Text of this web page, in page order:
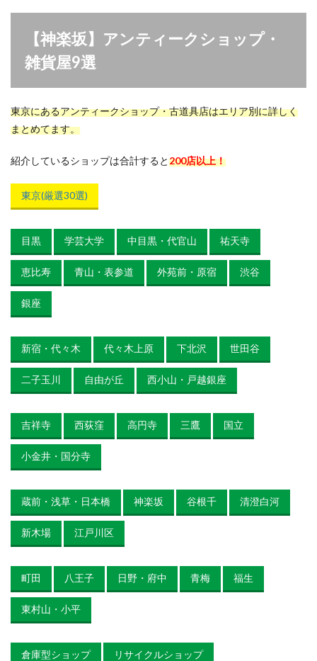
【神楽坂】アンティークショップ・
雑貨屋9選
東京にあるアンティークショップ・古道具店はエリア別に詳しく
まとめてます。
紹介しているショップは合計すると200店以上！
東京(厳選30選)
目黒 学芸大学 中目黒・代官山 祐天寺
恵比寿 青山・表参道 外苑前・原宿 渋谷
銀座
新宿・代々木 代々木上原 下北沢 世田谷
二子玉川 自由が丘 西小山・戸越銀座
吉祥寺 西荻窪 高円寺 三鷹 国立
小金井・国分寺
蔵前・浅草・日本橋 神楽坂 谷根千 清澄白河
新木場 江戸川区
町田 八王子 日野・府中 青梅 福生
東村山・小平
倉庫型ショップ リサイクルショップ